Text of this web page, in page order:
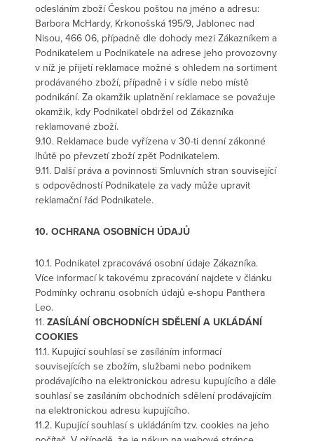
odesláním zboží Českou poštou na jméno a adresu:
Barbora McHardy, Krkonošská 195/9, Jablonec nad
Nisou, 466 06, případně dle dohody mezi Zákazníkem a
Podnikatelem u Podnikatele na adrese jeho provozovny
v níž je přijetí reklamace možné s ohledem na sortiment
prodávaného zboží, případně i v sídle nebo místě
podnikání. Za okamžik uplatnění reklamace se považuje
okamžik, kdy Podnikatel obdržel od Zákazníka
reklamované zboží.
9.10. Reklamace bude vyřízena v 30-ti denní zákonné
lhůtě po převzetí zboží zpět Podnikatelem.
9.11. Další práva a povinnosti Smluvních stran související
s odpovědností Podnikatele za vady může upravit
reklamační řád Podnikatele.
10. OCHRANA OSOBNÍCH ÚDAJŮ
10.1. Podnikatel zpracovává osobní údaje Zákazníka.
Více informací k takovému zpracování najdete v článku
Podmínky ochranu osobních údajů e-shopu Panthera
Leo.
11. ZASÍLÁNÍ OBCHODNÍCH SDĚLENÍ A UKLÁDÁNÍ
COOKIES
11.1. Kupující souhlasí se zasíláním informací
souvisejících se zbožím, službami nebo podnikem
prodávajícího na elektronickou adresu kupujícího a dále
souhlasí se zasíláním obchodních sdělení prodávajícím
na elektronickou adresu kupujícího.
11.2. Kupující souhlasí s ukládáním tzv. cookies na jeho